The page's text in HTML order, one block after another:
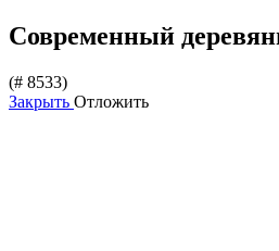
Современный
(# 8533)
Закрыть Отложить